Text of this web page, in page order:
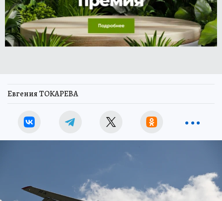
Евгения ТОКАРЕВА